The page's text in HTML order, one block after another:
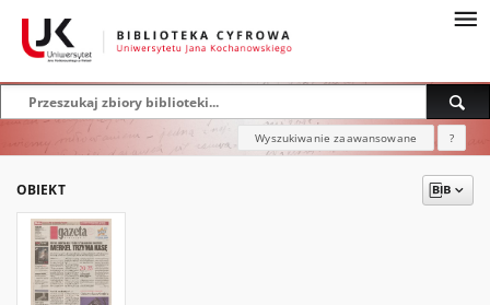
Wyszukiwanie zaawansowane ?
OBIEKT